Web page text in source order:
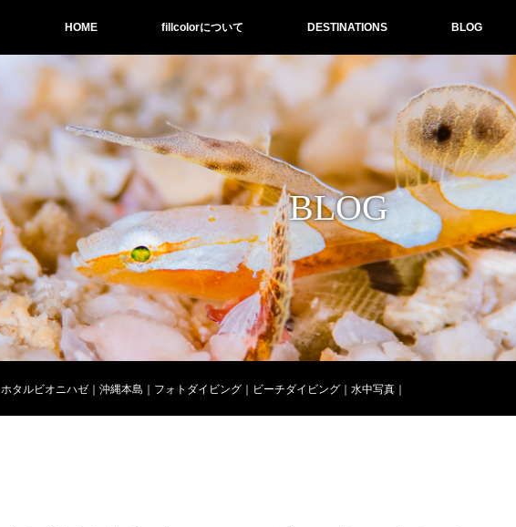
HOME fillcolorについて DESTINATIONS BLOG
BLOG
ホタルビオニハゼ｜沖縄本島｜フォトダイビング｜ビーチダイビング｜水中写真｜